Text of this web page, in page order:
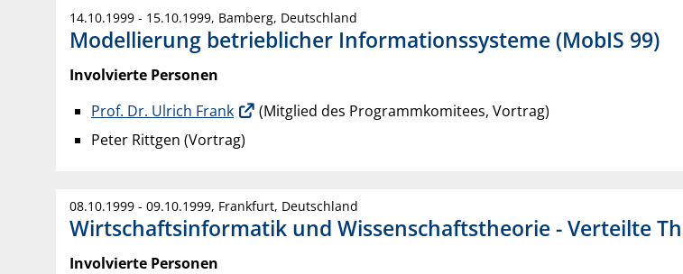
14.10.1999 - 15.10.1999, Bamberg, Deutschland
Modellierung betrieblicher Informationssysteme (MobIS 99)
Involvierte Personen
Prof. Dr. Ulrich Frank
(Mitglied des Programmkomitees, Vortrag)
Peter Rittgen (Vortrag)
08.10.1999 - 09.10.1999, Frankfurt, Deutschland
Wirtschaftsinformatik und Wissenschaftstheorie - Verteilte
Involvierte Personen